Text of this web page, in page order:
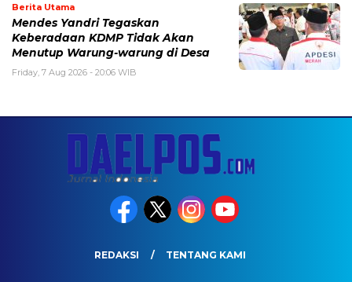
Berita Utama
Mendes Yandri Tegaskan
Keberadaan KDMP Tidak Akan
Menutup Warung-warung di Desa
Friday, 7 Aug 2026 - 20:06 WIB
REDAKSI TENTANG KAMI